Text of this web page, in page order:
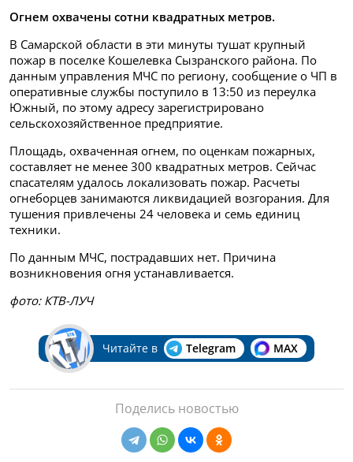
Огнем охвачены сотни квадратных метров.
В Самарской области в эти минуты тушат крупный
пожар в поселке Кошелевка Сызранского района. По
данным управления МЧС по региону, сообщение о ЧП в
оперативные службы поступило в 13:50 из переулка
Южный, по этому адресу зарегистрировано
сельскохозяйственное предприятие.
Площадь, охваченная огнем, по оценкам пожарных,
составляет не менее 300 квадратных метров. Сейчас
спасателям удалось локализовать пожар. Расчеты
огнеборцев занимаются ликвидацией возгорания. Для
тушения привлечены 24 человека и семь единиц
техники.
По данным МЧС, пострадавших нет. Причина
возникновения огня устанавливается.
фото: КТВ-ЛУЧ
Читайте в Telegram MAX
Поделись новостью